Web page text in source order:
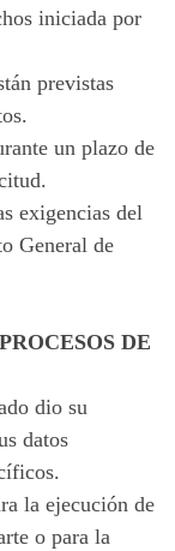
iniciada por
previstas
un plazo de
exigencias del
General de
DE
dio su
datos
la ejecución de
o para la